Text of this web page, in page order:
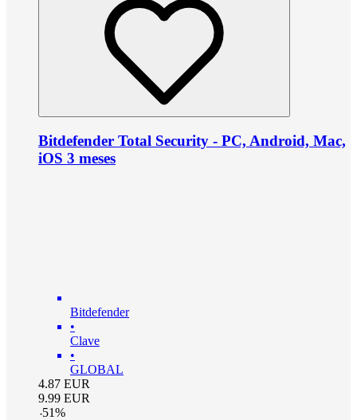
Bitdefender Total Security - PC, Android, Mac,
iOS 3 meses
Bitdefender
•
Clave
•
GLOBAL
4.87 EUR
9.99 EUR
-51%